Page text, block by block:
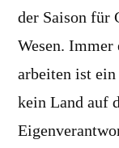
der Saison für
Wesen. Immer
arbeiten ist
kein Land auf